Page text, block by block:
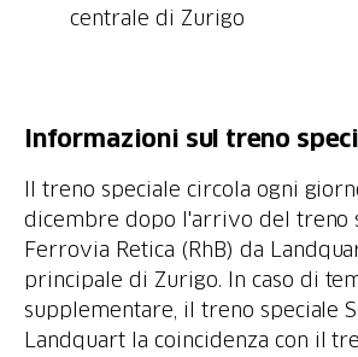
centrale di Zurigo
Informazioni sul treno
Il treno speciale circola ogni
dicembre dopo l'arrivo del treno
Ferrovia Retica (RhB) da
principale di Zurigo. In caso di
supplementare, il treno speciale
Landquart la coincidenza con il